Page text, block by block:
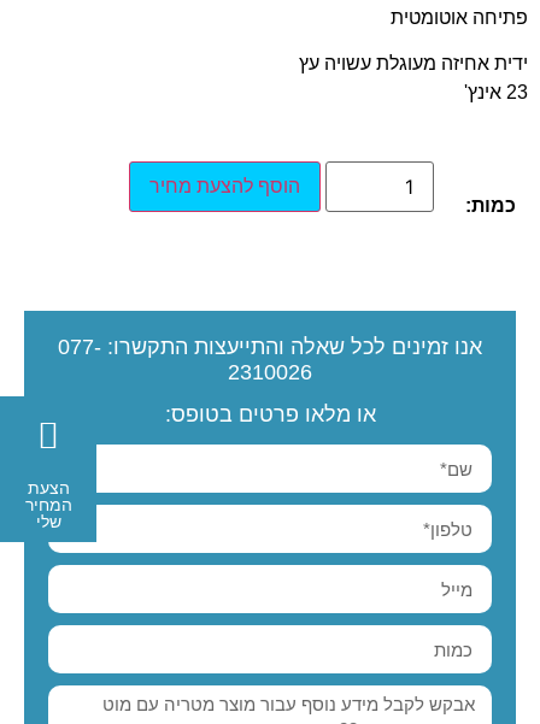
פתיחה אוטומטית
ידית אחיזה מעוגלת עשויה עץ
23 אינץ'
כמות:
הוסף להצעת מחיר
אנו זמינים לכל שאלה והתייעצות התקשרו: 077-
2310026
או מלאו פרטים בטופס:
הצעת
המחיר
שלי